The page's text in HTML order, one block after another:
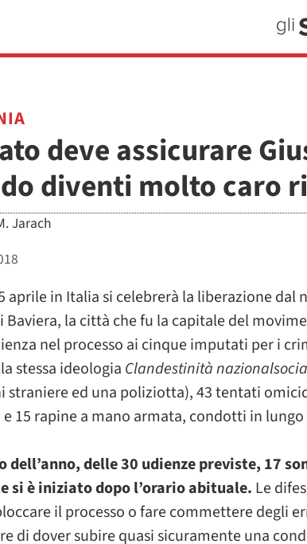
deve assicurare
diventi molto caro
Jarach
aprile in Italia si celebrerà la liberazione dal
Baviera, la città che fu la capitale del
nel processo ai cinque imputati per i
stessa ideologia Clandestinità
straniere ed una poliziotta), 43 tentati
15 rapine a mano armata, condotti in lungo
dell’anno, delle 30 udienze previste, 17
si è iniziato dopo l’orario abituale. Le
il processo o fare commettere degli
di dover subire quasi sicuramente una